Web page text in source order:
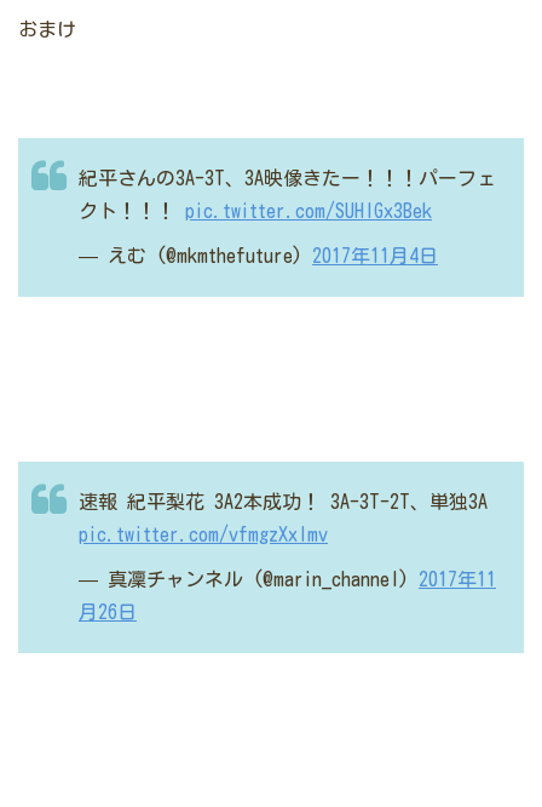
おまけ
紀平さんの3A-3T、3A映像きたー！！！パーフェ
クト！！！ pic.twitter.com/SUHIGx3Bek
— えむ (@mkmthefuture) 2017年11月4日
速報 紀平梨花 3A2本成功！
3A-3T-2T、単独3A
pic.twitter.com/vfmgzXxlmv
— 真凜チャンネル (@marin_channel) 2017年11
月26日